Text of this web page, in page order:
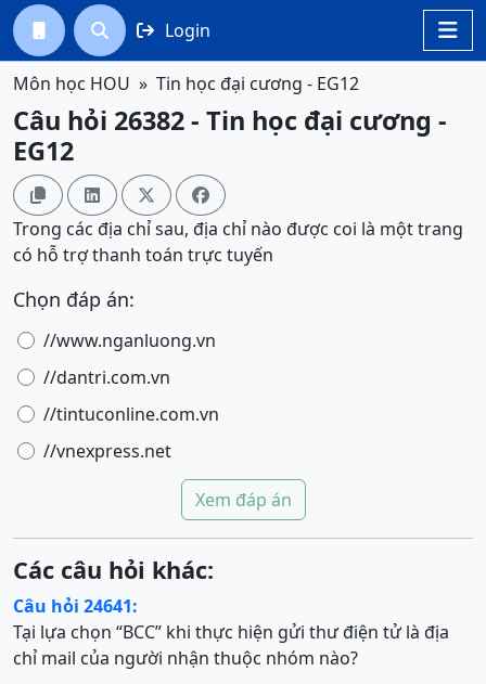

  Login
Môn học HOU Tin học đại cương - EG12
Câu hỏi 26382 - Tin học đại cương -
EG12
   
Trong các địa chỉ sau, địa chỉ nào được coi là một trang
có hỗ trợ thanh toán trực tuyến
Chọn đáp án:
//www.nganluong.vn
//dantri.com.vn
//tintuconline.com.vn
//vnexpress.net
Xem đáp án
Các câu hỏi khác:
Câu hỏi 24641:
Tại lựa chọn “BCC” khi thực hiện gửi thư điện tử là địa
chỉ mail của người nhận thuộc nhóm nào?